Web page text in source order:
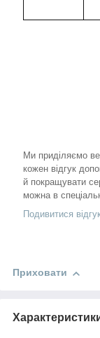
Ми приділяємо
кожен відгук
й покращувати
можна в
Подивитися
Приховати